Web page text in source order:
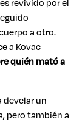
a otro.
a Kovac
quién mató a
develar un
pero también a